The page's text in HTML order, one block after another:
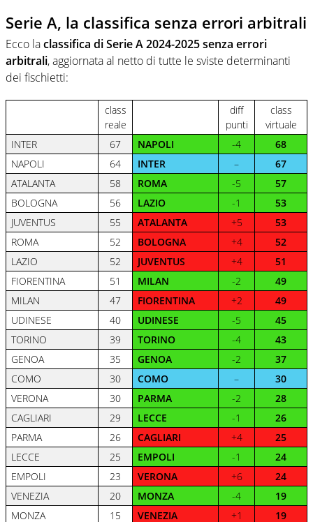
Serie A, la classifica senza errori arbitrali
Ecco laclassifica di Serie A 2024-2025 senza errori
arbitrali, aggiornata al netto di tutte le sviste determinanti
dei fischietti:
class
reale
diff
punti
class
virtuale
INTER
67 NAPOLI -4
68
NAPOLI
64 INTER –
67
ATALANTA
58 ROMA -5
57
BOLOGNA
56 LAZIO -1
53
JUVENTUS
55 ATALANTA +5
53
ROMA
52 BOLOGNA +4
52
LAZIO
52 JUVENTUS +4
51
FIORENTINA
51 MILAN -2
49
MILAN
47 FIORENTINA +2
49
UDINESE
40 UDINESE -5
45
TORINO
39 TORINO -4
43
GENOA
35 GENOA -2
37
COMO
30 COMO –
30
VERONA
30 PARMA -2
28
CAGLIARI
29 LECCE -1
26
PARMA
26 CAGLIARI +4
25
LECCE
25 EMPOLI -1
24
EMPOLI
23 VERONA +6
24
VENEZIA
20 MONZA -4
19
MONZA
15 VENEZIA +1 19